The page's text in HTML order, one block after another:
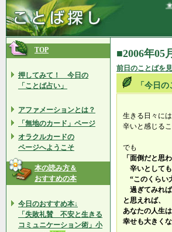
★
TOP
押してみて！ 今日の
「ことば占い」
アファメーションとは？
「無地のカード」ページ
オラクルカードの
ページへようこそ
本の読み方＆
おすすめの本
今日のおすすめ本↓
「失敗礼賛 不安と生きる
コミュニケーション術」小
■2006年05
前日のことばを
「今日の
生きる日々に
辛いと感じる
でも
「面倒だと思
辛いとしても
“このくらい
過ぎてみれば
と思えれば、
あなたの人生
幸せも大きくな